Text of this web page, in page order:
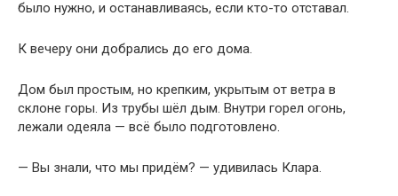
было нужно, и останавливаясь, если кто-то отставал.
К вечеру они добрались до его дома.
Дом был простым, но крепким, укрытым от ветра в
склоне горы. Из трубы шёл дым. Внутри горел огонь,
лежали одеяла — всё было подготовлено.
— Вы знали, что мы придём? — удивилась Клара.